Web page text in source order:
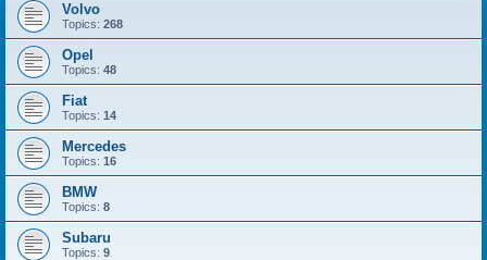
Volvo
Topics: 268
Opel
Topics: 48
Fiat
Topics: 14
Mercedes
Topics: 16
BMW
Topics: 8
Subaru
Topics: 9